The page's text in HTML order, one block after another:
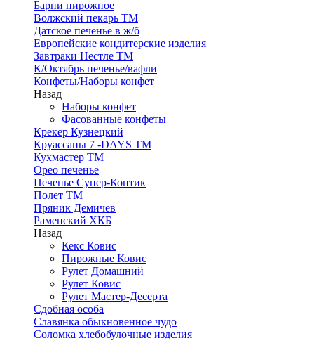
Барни пирожное
Волжский пекарь ТМ
Датское печенье в ж/б
Европейские кондитерские изделия
Завтраки Нестле ТМ
К/Октябрь печенье/вафли
Конфеты/Наборы конфет
Назад
Наборы конфет
Фасованные конфеты
Крекер Кузнецкий
Круассаны 7 -DAYS ТМ
Кухмастер ТМ
Орео печенье
Печенье Супер-Контик
Полет ТМ
Пряник Демичев
Раменский ХКБ
Назад
Кекс Ковис
Пирожные Ковис
Рулет Домашний
Рулет Ковис
Рулет Мастер-Десерта
Сдобная особа
Славянка обыкновенное чудо
Соломка хлебобулочные изделия